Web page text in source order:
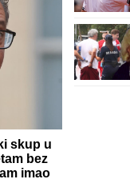
skup u
bez
imao